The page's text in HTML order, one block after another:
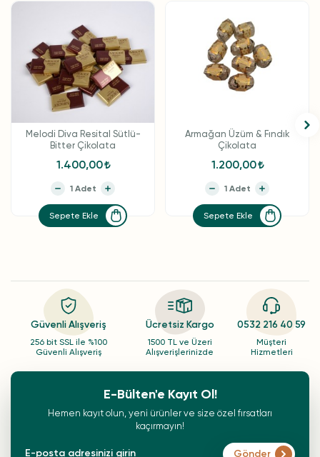
Melodi Diva Resital Sütlü-
Bitter Çikolata
1.400,00
Sepete Ekle
Armağan Üzüm & Fındık
Çikolata
1.200,00
Sepete Ekle
Güvenli Alışveriş
256 bit SSL ile %100
Güvenli Alışveriş
Ücretsiz Kargo
1500 TL ve Üzeri
Alışverişlerinizde
0532 216 40 59
Müşteri
Hizmetleri
E-Bülten'e Kayıt Ol!
Hemen kayıt olun, yeni ürünler ve size özel fırsatları
kaçırmayın!
Gönder